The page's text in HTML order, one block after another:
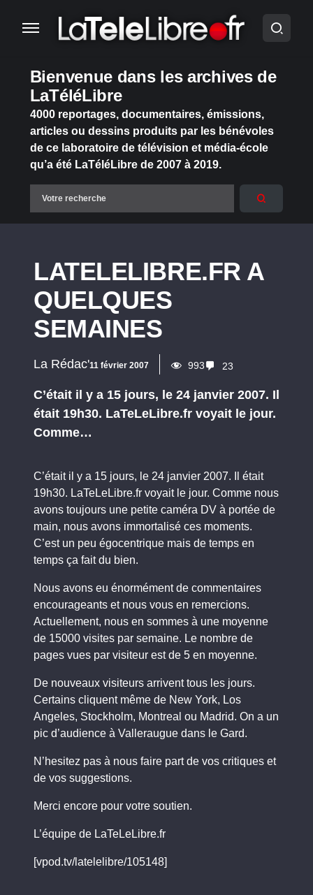
Bienvenue dans les archives de
LaTéléLibre
4000 reportages, documentaires, émissions,
articles ou dessins produits par les bénévoles
de ce laboratoire de télévision et média-école
qu’a été LaTéléLibre de 2007 à 2019.
LATELELIBRE.FR A
QUELQUES
SEMAINES
La Rédac'11 février 2007 993 23
C’était il y a 15 jours, le 24 janvier 2007. Il
était 19h30. LaTeLeLibre.fr voyait le jour.
Comme…
C’était il y a 15 jours, le 24 janvier 2007. Il était
19h30. LaTeLeLibre.fr voyait le jour. Comme nous
avons toujours une petite caméra DV à portée de
main, nous avons immortalisé ces moments.
C’est un peu égocentrique mais de temps en
temps ça fait du bien.
Nous avons eu énormément de commentaires
encourageants et nous vous en remercions.
Actuellement, nous en sommes à une moyenne
de 15000 visites par semaine. Le nombre de
pages vues par visiteur est de 5 en moyenne.
De nouveaux visiteurs arrivent tous les jours.
Certains cliquent même de New York, Los
Angeles, Stockholm, Montreal ou Madrid. On a un
pic d’audience à Valleraugue dans le Gard.
N’hesitez pas à nous faire part de vos critiques et
de vos suggestions.
Merci encore pour votre soutien.
L’équipe de LaTeLeLibre.fr
[vpod.tv/latelelibre/105148]